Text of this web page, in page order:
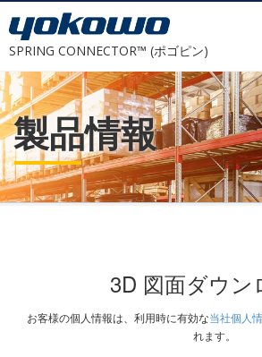
SPRING CONNECTOR™ (ポゴピン)
製品情報